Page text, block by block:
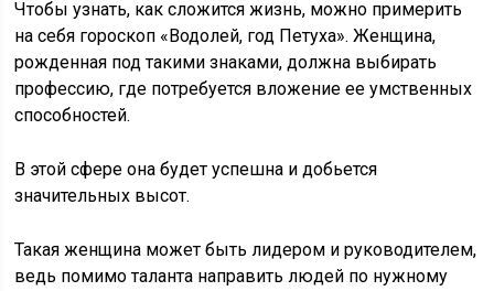
Чтобы узнать, как сложится жизнь, можно примерить
на себя гороскоп «Водолей, год Петуха». Женщина,
рожденная под такими знаками, должна выбирать
профессию, где потребуется вложение ее умственных
способностей.
В этой сфере она будет успешна и добьется
значительных высот.
Такая женщина может быть лидером и руководителем,
ведь помимо таланта направить людей по нужному